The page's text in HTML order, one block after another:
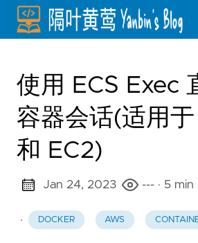
使用 ECS Exec
容器会话(适用
和 EC2)
Jan 24, 2023 --- · 5 min
· DOCKER AWS